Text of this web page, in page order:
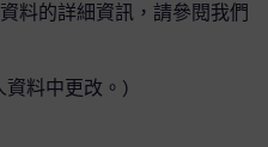
料的詳細資訊，請參閱我們
資料中更改。)